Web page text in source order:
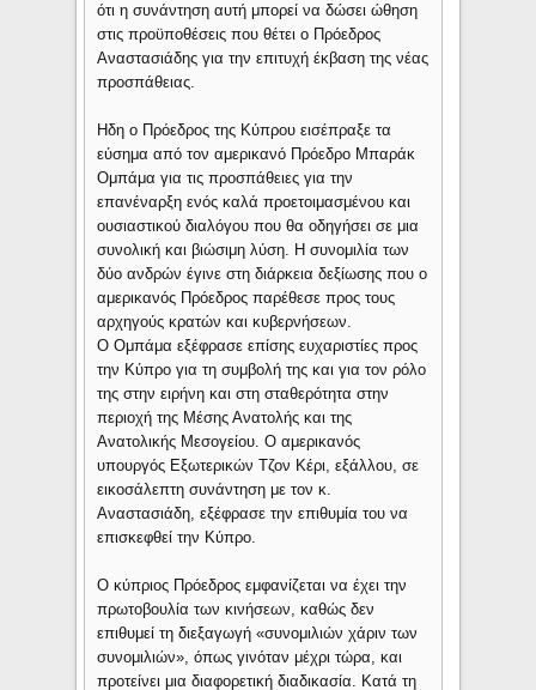
ότι η συνάντηση αυτή μπορεί να δώσει ώθηση
στις προϋποθέσεις που θέτει ο Πρόεδρος
Αναστασιάδης για την επιτυχή έκβαση της νέας
προσπάθειας.
Ηδη ο Πρόεδρος της Κύπρου εισέπραξε τα
εύσημα από τον αμερικανό Πρόεδρο Μπαράκ
Ομπάμα για τις προσπάθειες για την
επανέναρξη ενός καλά προετοιμασμένου και
ουσιαστικού διαλόγου που θα οδηγήσει σε μια
συνολική και βιώσιμη λύση. Η συνομιλία των
δύο ανδρών έγινε στη διάρκεια δεξίωσης που ο
αμερικανός Πρόεδρος παρέθεσε προς τους
αρχηγούς κρατών και κυβερνήσεων.
Ο Ομπάμα εξέφρασε επίσης ευχαριστίες προς
την Κύπρο για τη συμβολή της και για τον ρόλο
της στην ειρήνη και στη σταθερότητα στην
περιοχή της Μέσης Ανατολής και της
Ανατολικής Μεσογείου. Ο αμερικανός
υπουργός Εξωτερικών Τζον Κέρι, εξάλλου, σε
εικοσάλεπτη συνάντηση με τον κ.
Αναστασιάδη, εξέφρασε την επιθυμία του να
επισκεφθεί την Κύπρο.
Ο κύπριος Πρόεδρος εμφανίζεται να έχει την
πρωτοβουλία των κινήσεων, καθώς δεν
επιθυμεί τη διεξαγωγή «συνομιλιών χάριν των
συνομιλιών», όπως γινόταν μέχρι τώρα, και
προτείνει μια διαφορετική διαδικασία. Κατά τη